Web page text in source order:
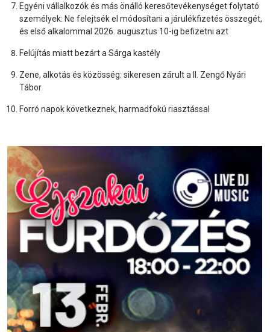
Egyéni vállalkozók és más önálló keresőtevékenységet folytató
személyek: Ne felejtsék el módosítani a járulékfizetés összegét,
és első alkalommal 2026. augusztus 10-ig befizetni azt
Felújítás miatt bezárt a Sárga kastély
Zene, alkotás és közösség: sikeresen zárult a II. Zengő Nyári
Tábor
Forró napok következnek, harmadfokú riasztással